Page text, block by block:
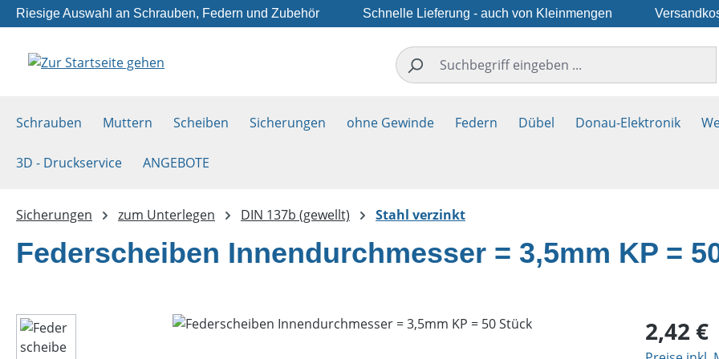
Hauptinhalt springen
Zur Suche springen
Zur Hauptnavigation springen
Riesige Auswahl an Schrauben, Federn und Zubehör Schnelle Lieferung - auch von Kleinmengen
Schrauben Muttern Scheiben Sicherungen ohne Gewinde Federn Dübel Donau-Elektronik
3D - Druckservice ANGEBOTE
Sicherungen zum Unterlegen DIN 137b (gewellt) Stahl verzinkt
Federscheiben Innendurchmesser = 3,5mm KP =
Bildergalerie überspringen Regulärer
2,42 €